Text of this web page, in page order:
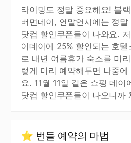
타이밍도 정말 중요해요! 블
버먼데이, 연말연시에는 정말
닷컴 할인쿠폰들이 나와요.
이데이에 25% 할인되는 호텔
로 내년 여름휴가 숙소를 미
렇게 미리 예약해두면 나중
요. 11월 11일 같은 쇼핑 데이
닷컴 할인쿠폰들이 나오니까
⭐ 번들 예약의 마법